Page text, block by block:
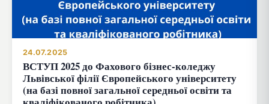
24.07.2025
ВСТУП 2025 до Фахового бізнес-коледжу
Львівської філії Європейського університету
(на базі повної загальної середньої освіти та